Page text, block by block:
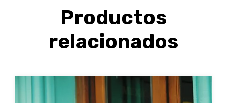
Productos
relacionados